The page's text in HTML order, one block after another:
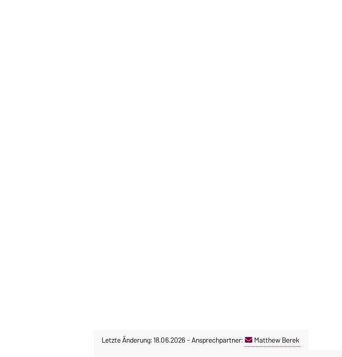
Letzte Änderung: 18.06.2026-Ansprechpartner: Matthew Berek